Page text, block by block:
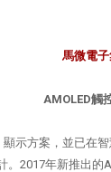
馬微電
AMOLED觸
示方案，並已在
2017年新推出